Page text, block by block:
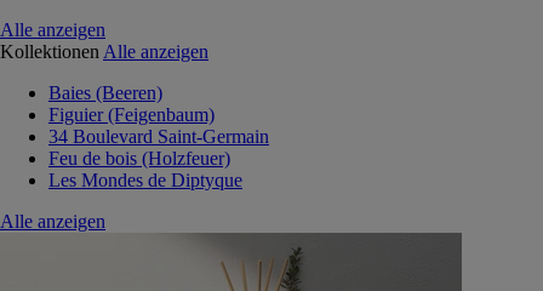
Alle anzeigen
Kollektionen Alle anzeigen
Baies (Beeren)
Figuier (Feigenbaum)
34 Boulevard Saint-Germain
Feu de bois (Holzfeuer)
Les Mondes de Diptyque
Alle anzeigen